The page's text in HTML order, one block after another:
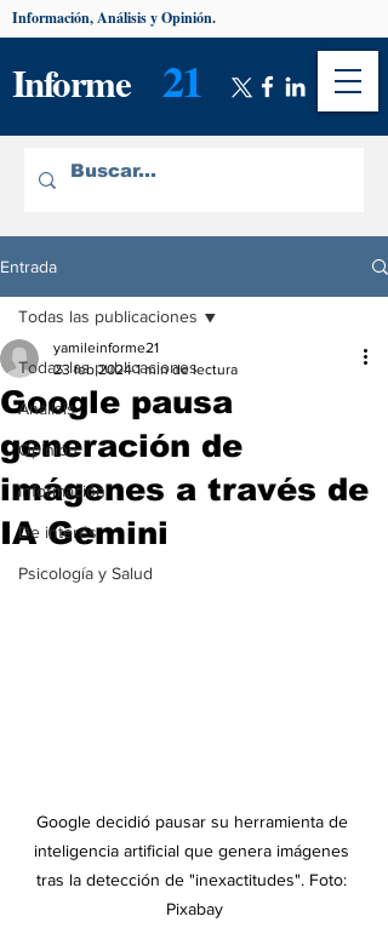
Informe 21
Información, Análisis y Opinión.
Entrada
Todas las publicaciones
Análisis
Opinión
Información
De interés
Psicología y Salud
Todas las publicaciones
Google pausa
generación de
imágenes a través de
IA Gemini
yamileinforme21
23 feb 2024 1 min de lectura
Google decidió pausar su herramienta de
inteligencia artificial que genera imágenes
tras la detección de "inexactitudes". Foto:
Pixabay